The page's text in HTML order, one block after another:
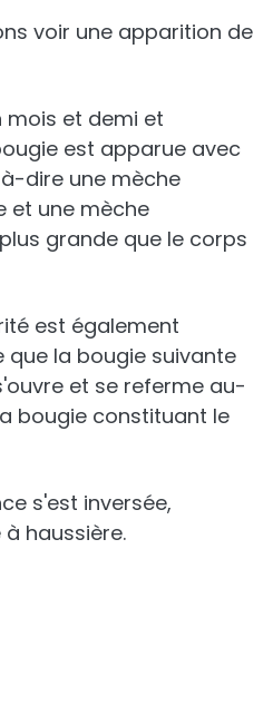
voir une apparition de
mois et demi et
est apparue avec
dire une mèche
et une mèche
grande que le corps
est également
que la bougie suivante
et se referme au-
bougie constituant le
s'est inversée,
haussière.